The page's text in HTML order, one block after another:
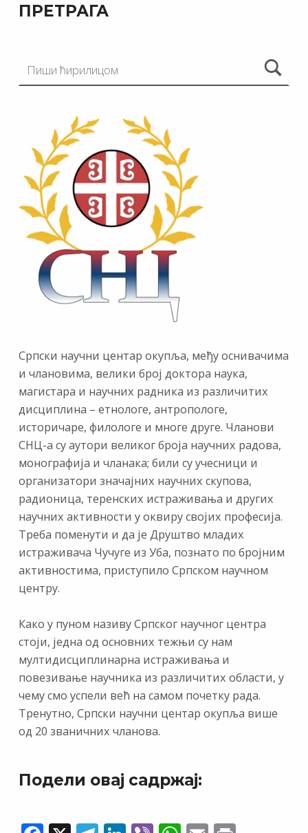
ПРЕТРАГА
Српски научни центар окупља, међу оснивачима
и члановима, велики број доктора наука,
магистара и научних радника из различитих
дисциплина – етнологе, антропологе,
историчаре, филологе и многе друге. Чланови
СНЦ-а су аутори великог броја научних радова,
монографија и чланака; били су учесници и
организатори значајних научних скупова,
радионица, теренских истраживања и других
научних активности у оквиру својих професија.
Треба поменути и да је Друштво младих
истраживача Чучуге из Уба, познато по бројним
активностима, приступило Српском научном
центру.
Како у пуном називу Српског научног центра
стоји, једна од основних тежњи су нам
мултидисциплинарна истраживања и
повезивање научника из различитих области, у
чему смо успели већ на самом почетку рада.
Тренутно, Српски научни центар окупља више
од 20 званичних чланова.
Подели овај садржај: